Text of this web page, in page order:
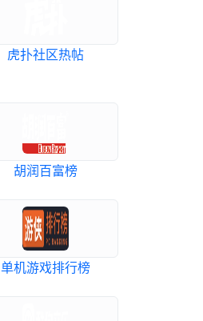
虎扑社区热帖
胡润百富榜
单机游戏排行榜